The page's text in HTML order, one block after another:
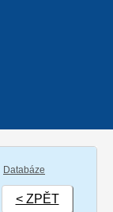
Databáze
< ZPĚT